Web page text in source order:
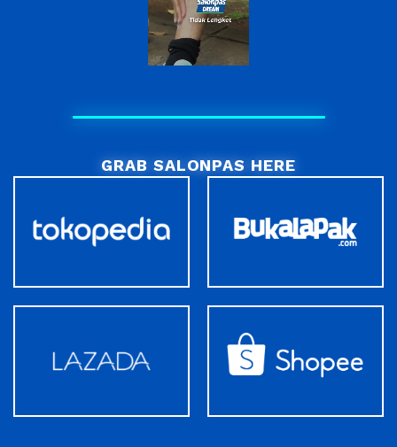
GRAB SALONPAS HERE